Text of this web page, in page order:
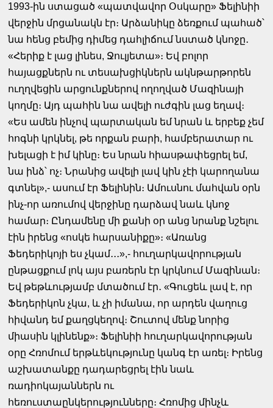
1993-ին ստացած «պատվավոր Օսկարը» Ֆելինիի
վերջին մրցանակն էր։ Արձանիկը ձեռքում պահած՝
նա հենց բեմից դիմեց դահլիճում նստած կնոջը․
«Հերիք է լաց լինես, Ջուլյետա»։ Եվ բոլոր
հայացքներն ու տեսախցիկներն ակնթարթորեն
ուղղվեցին արցունքներով ողողված Մազինայի
կողմը։ Այդ պահին նա ավելի ուժգին լաց եղավ։
«Ես ամեն ինչով պարտական եմ նրան և երբեք չեմ
հոգնի կրկնել, թե որքան բարի, համբերատար ու
խելացի է իմ կինը։ Ես նրան հիասթափեցրել եմ,
նա ինձ՝ ոչ։ Նրանից ավելի լավ կին չէի կարողանա
գտնել»,- ասում էր Ֆելինին։ Ամուսնու մահվան օրն
ինչ-որ առումով վերջինը դարձավ նաև կնոջ
համար։ Ընդամենը մի քանի օր անց նրանք նշելու
էին իրենց «ոսկե հարսանիքը»։ «Առանց
Ֆեդերիկոյի ես չկամ․․․»,- հուղարկավորության
ընթացքում լոկ այս բառերն էր կրկնում Մազինան։
Եվ թեթևությամբ մտածում էր․ «Գուցեև լավ է, որ
Ֆեդերիկոն չկա, և չի իմանա, որ արդեն վաղուց
հիվանդ եմ քաղցկեղով։ Շուտով մենք նորից
միասին կլինենք»։ Ֆելինիի հուղարկավորության
օրը Հռոմում երթևեկությունը կանգ էր առել։ Իրենց
աշխատանքը դադարեցրել էին նաև
ռադիոկայաններն ու
հեռուստաընկերությունները։ Հռոմից մինչև